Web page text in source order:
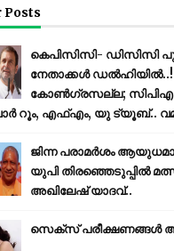
Posts
കെപിസിസി- ഡിസിസി
നേതാക്കൾ
കോണ്‍ഗ്രസല്ല;
റൂം, എഫ്‌എം, യു ട്യൂബ്..
ജിന്ന പരാമര്‍ശം
യുപി തിരഞ്ഞെടുപ്പില്‍
അഖിലേഷ് യാദവ്..
സെക്സ് പരീക്ഷണങ്ങൾ